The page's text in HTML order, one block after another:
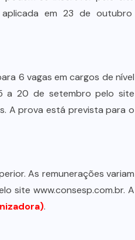
em 23 de outubro
6 vagas em cargos de nível
a 20 de setembro pelo site
A prova está prevista para o
As remunerações variam
site www.consesp.com.br. A
.